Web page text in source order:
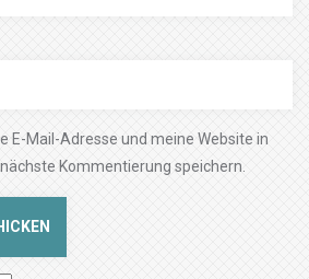
E-Mail-Adresse und meine Website in
Kommentierung speichern.